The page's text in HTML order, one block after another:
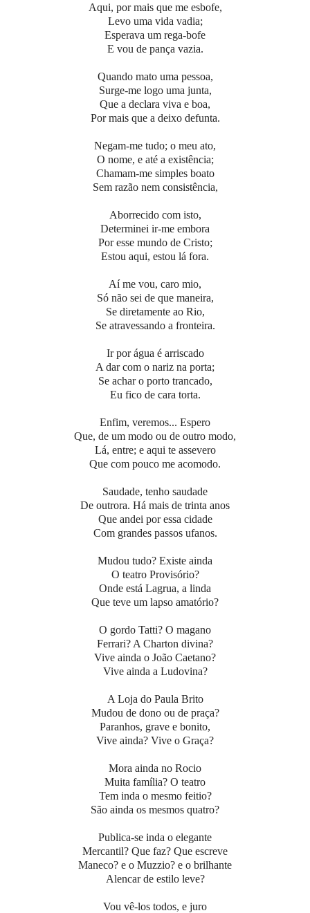
Aqui, por mais que me esbofe,
Levo uma vida vadia;
Esperava um rega-bofe
E vou de pança vazia.
Quando mato uma pessoa,
Surge-me logo uma junta,
Que a declara viva e boa,
Por mais que a deixo defunta.
Negam-me tudo; o meu ato,
O nome, e até a existência;
Chamam-me simples boato
Sem razão nem consistência,
Aborrecido com isto,
Determinei ir-me embora
Por esse mundo de Cristo;
Estou aqui, estou lá fora.
Aí me vou, caro mio,
Só não sei de que maneira,
Se diretamente ao Rio,
Se atravessando a fronteira.
Ir por água é arriscado
A dar com o nariz na porta;
Se achar o porto trancado,
Eu fico de cara torta.
Enfim, veremos... Espero
Que, de um modo ou de outro modo,
Lá, entre; e aqui te assevero
Que com pouco me acomodo.
Saudade, tenho saudade
De outrora. Há mais de trinta anos
Que andei por essa cidade
Com grandes passos ufanos.
Mudou tudo? Existe ainda
O teatro Provisório?
Onde está Lagrua, a linda
Que teve um lapso amatório?
O gordo Tatti? O magano
Ferrari? A Charton divina?
Vive ainda o João Caetano?
Vive ainda a Ludovina?
A Loja do Paula Brito
Mudou de dono ou de praça?
Paranhos, grave e bonito,
Vive ainda? Vive o Graça?
Mora ainda no Rocio
Muita família? O teatro
Tem inda o mesmo feitio?
São ainda os mesmos quatro?
Publica-se inda o elegante
Mercantil? Que faz? Que escreve
Maneco? e o Muzzio? e o brilhante
Alencar de estilo leve?
Vou vê-los todos, e juro